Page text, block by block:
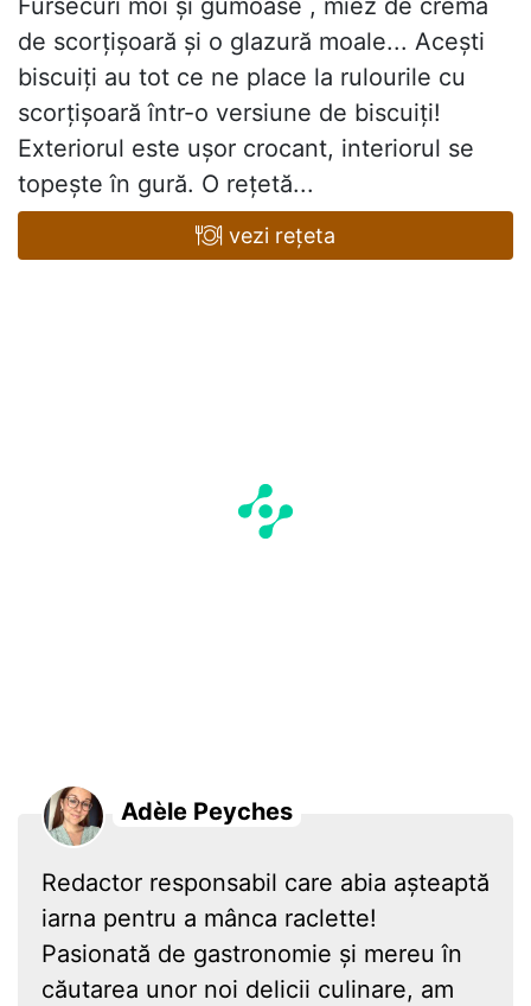
Fursecuri moi și gumoase , miez de cremă
de scorțișoară și o glazură moale... Acești
biscuiți au tot ce ne place la rulourile cu
scorțișoară într-o versiune de biscuiți!
Exteriorul este ușor crocant, interiorul se
topește în gură. O rețetă...
vezi rețeta
Adèle Peyches
Redactor responsabil care abia așteaptă
iarna pentru a mânca raclette!
Pasionată de gastronomie și mereu în
căutarea unor noi delicii culinare, am